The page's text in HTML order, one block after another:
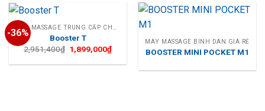
2,500,000₫.
-36%
Booster T
2,951,400₫ Giá
gốc
là:
1,899,000₫Giá
tại
MÁY MASSAGE BÌNH DÂN GIÁ RẺ
BOOSTER MINI POCKET M1